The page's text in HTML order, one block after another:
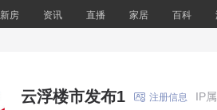
新房 资讯 直播 家居 百科
云浮楼市发布1 IP
 注册信息